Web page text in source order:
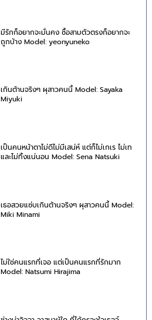
มีรักก็อยากจะมั่นคง ซื้อสามตัวตรงก็อยากจะ
ถูกบ้าง Model: yeonyuneko
เกินต้านจริงๆ ผุสาวคนนี้ Model: Sayaka
Miyuki
เป็นคนหน้าตาไม่ดีไม่มีเสน่ห์ แต่ก็ไม่เกเร ไม่เท
และไม่ทิ้งแน่นอน Model: Sena Natsuki
เธอสวยแซ่บเกินต้านจริงๆ ผุสาวคนนี้ Model:
Miki Minami
ไม่ใช่คนแรกที่เจอ แต่เป็นคนแรกที่รักมาก
Model: Natsumi Hirajima